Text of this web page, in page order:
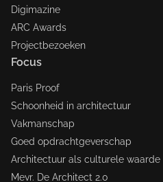
Digimazine
ARC Awards
Projectbezoeken
Focus
Paris Proof
Schoonheid in architectuur
Vakmanschap
Goed opdrachtgeverschap
Architectuur als culturele waarde
Mevr. De Architect 2.0